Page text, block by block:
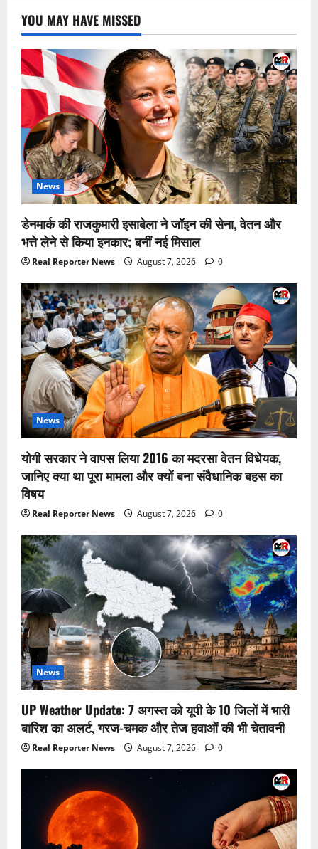
YOU MAY HAVE MISSED
News
डेनमार्क की राजकुमारी इसाबेला ने जॉइन की सेना, वेतन और
भत्ते लेने से किया इनकार; बनीं नई मिसाल
Real Reporter News August 7, 2026 0
News
योगी सरकार ने वापस लिया 2016 का मदरसा वेतन विधेयक,
जानिए क्या था पूरा मामला और क्यों बना संवैधानिक बहस का
विषय
Real Reporter News August 7, 2026 0
News
UP Weather Update: 7 अगस्त को यूपी के 10 जिलों में भारी
बारिश का अलर्ट, गरज-चमक और तेज हवाओं की भी चेतावनी
Real Reporter News August 7, 2026 0